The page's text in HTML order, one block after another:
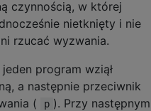
czynnością, w której
nietknięty i nie
rzucać wyzwania.
program wziął
a następnie przeciwnik
(
p ). Przy następnym